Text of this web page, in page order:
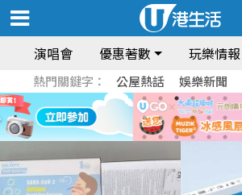
演唱會 優惠著數 玩樂情報
熱門關鍵字： 公屋熱話 娛樂新聞